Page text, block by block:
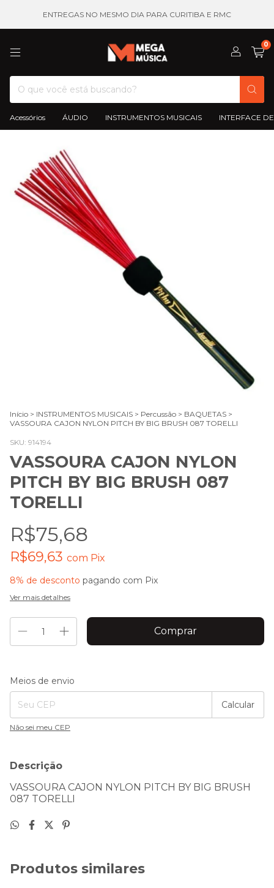
ENTREGAS NO MESMO DIA PARA CURITIBA E RMC
0
Acessórios ÁUDIO INSTRUMENTOS MUSICAIS INTERFACE
Início > INSTRUMENTOS MUSICAIS > Percussão > BAQUETAS >
VASSOURA CAJON NYLON PITCH BY BIG BRUSH 087 TORELLI
SKU: 914194
VASSOURA CAJON NYLON
PITCH BY BIG BRUSH 087
TORELLI
R$75,68
R$69,63 com Pix
8% de desconto pagando com Pix
Ver mais detalhes
Entregas para o CEP:
Meios de envio
Calcular
Não sei meu CEP
Descrição
VASSOURA CAJON NYLON PITCH BY BIG BRUSH
087 TORELLI
Produtos similares